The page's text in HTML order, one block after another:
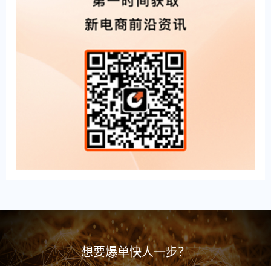
想要爆单快人一步？